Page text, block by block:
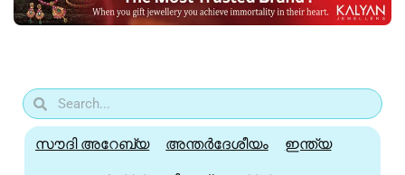
സൗദി അറേബ്യ അന്തർദേശീയം ഇന്ത്യ